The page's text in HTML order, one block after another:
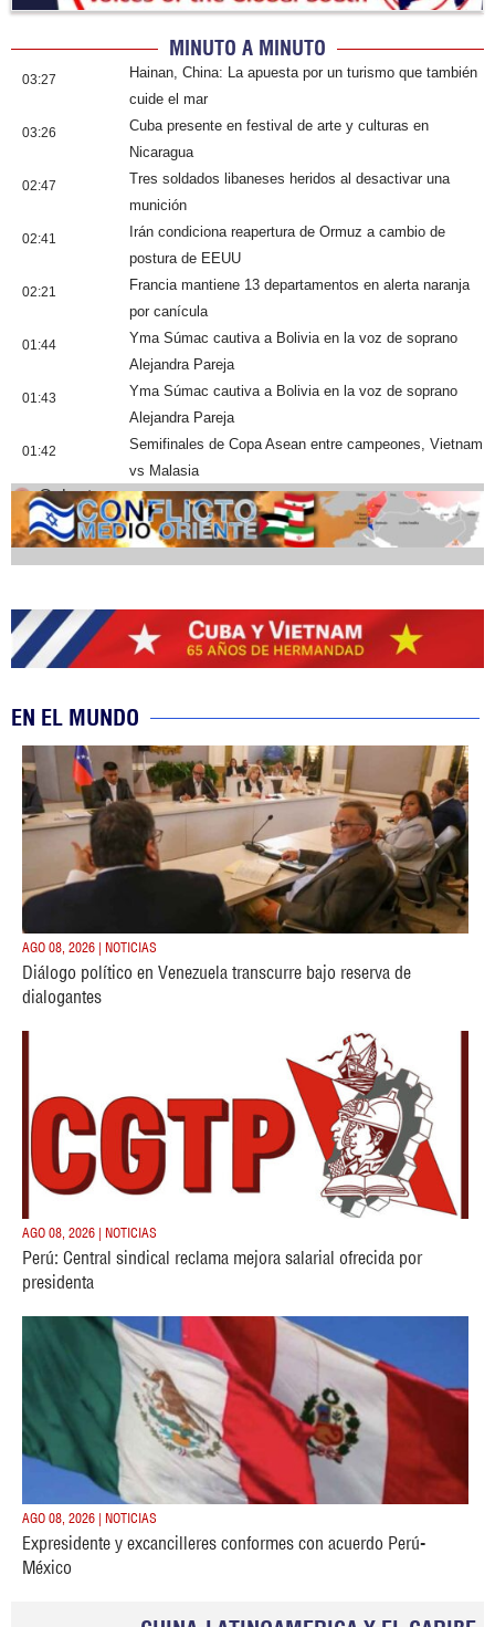
MINUTO A MINUTO
03:27
Hainan, China: La apuesta por un turismo que también
cuide el mar
03:26
Cuba presente en festival de arte y culturas en
Nicaragua
02:47
Tres soldados libaneses heridos al desactivar una
munición
02:41
Irán condiciona reapertura de Ormuz a cambio de
postura de EEUU
02:21
Francia mantiene 13 departamentos en alerta naranja
por canícula
01:44
Yma Súmac cautiva a Bolivia en la voz de soprano
Alejandra Pareja
01:43
Yma Súmac cautiva a Bolivia en la voz de soprano
Alejandra Pareja
01:42
Semifinales de Copa Asean entre campeones, Vietnam
vs Malasia
Cobertura
EN EL MUNDO
AGO 08, 2026 | NOTICIAS
Diálogo político en Venezuela transcurre bajo reserva de
dialogantes
AGO 08, 2026 | NOTICIAS
Perú: Central sindical reclama mejora salarial ofrecida por
presidenta
AGO 08, 2026 | NOTICIAS
Expresidente y excancilleres conformes con acuerdo Perú-
México